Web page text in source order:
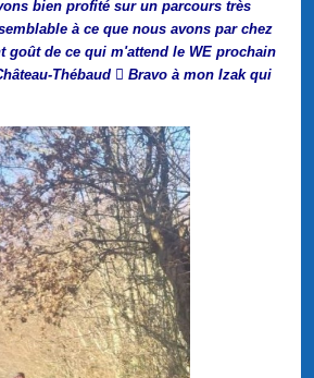
bien profité sur un parcours très
à ce que nous avons par chez
goût de ce qui m'attend le WE prochain
Thébaud  Bravo à mon Izak qui